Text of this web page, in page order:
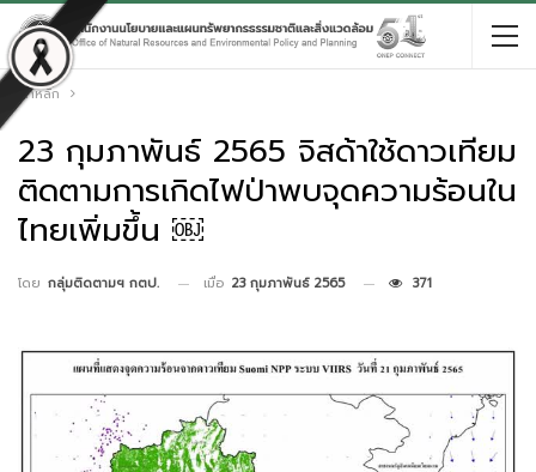
หน้าหลัก
23 กุมภาพันธ์ 2565 จิสด้าใช้ดาวเทียม
ติดตามการเกิดไฟป่าพบจุดความร้อนใน
ไทยเพิ่มขึ้น ￼
โดย กลุ่มติดตามฯ กตป. เมื่อ 23 กุมภาพันธ์ 2565 371